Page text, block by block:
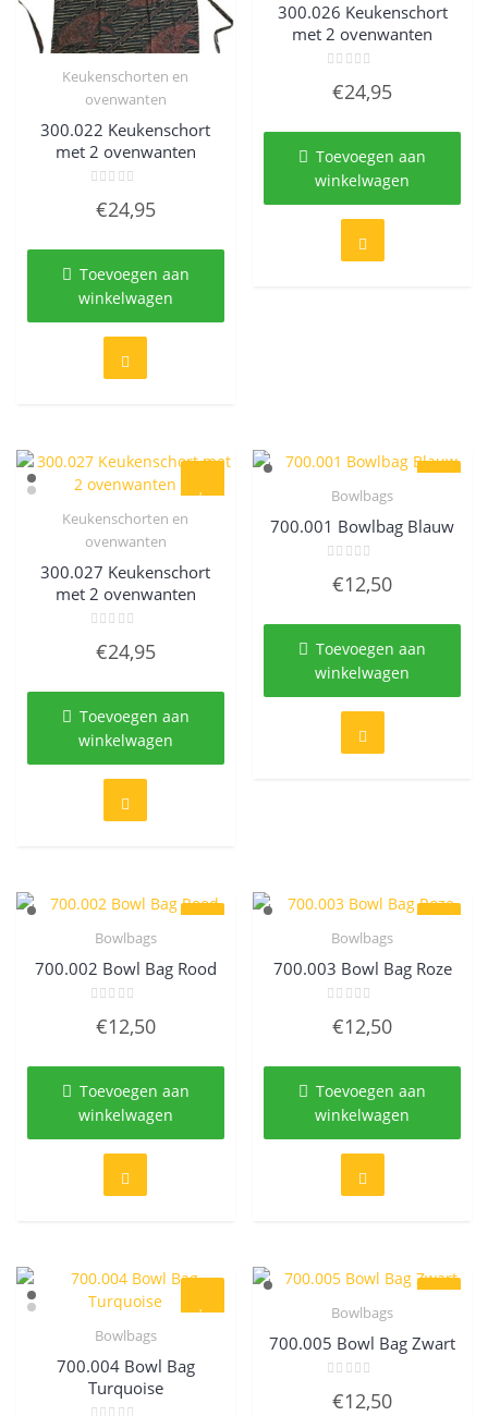
Quick View
Keukenschorten en
ovenwanten
300.022 Keukenschort
met 2 ovenwanten
0€24,95
Toevoegen aan
winkelwagen
300.026 Keukenschort
met 2 ovenwanten
0€24,95
Toevoegen aan
winkelwagen
Quick View
Keukenschorten en
ovenwanten
300.027 Keukenschort
met 2 ovenwanten
0€24,95
Toevoegen aan
winkelwagen
Bowlbags
700.001 Bowlbag Blauw
0€12,50
Toevoegen aan
winkelwagen
Bowlbags
700.002 Bowl Bag Rood
0€12,50
Toevoegen aan
winkelwagen
Bowlbags
700.003 Bowl Bag Roze
0€12,50
Toevoegen aan
winkelwagen
Bowlbags
700.004 Bowl Bag
Turquoise
Bowlbags
700.005 Bowl Bag Zwart
0€12,50